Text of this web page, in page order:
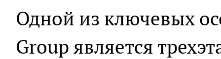
Одной из ключевых
Group является